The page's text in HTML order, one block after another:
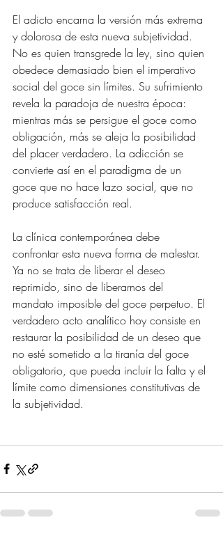
El adicto encarna la versión más extrema
y dolorosa de esta nueva subjetividad.
No es quien transgrede la ley, sino quien
obedece demasiado bien el imperativo
social del goce sin límites. Su sufrimiento
revela la paradoja de nuestra época:
mientras más se persigue el goce como
obligación, más se aleja la posibilidad
del placer verdadero. La adicción se
convierte así en el paradigma de un
goce que no hace lazo social, que no
produce satisfacción real.
La clínica contemporánea debe
confrontar esta nueva forma de malestar.
Ya no se trata de liberar el deseo
reprimido, sino de liberarnos del
mandato imposible del goce perpetuo. El
verdadero acto analítico hoy consiste en
restaurar la posibilidad de un deseo que
no esté sometido a la tiranía del goce
obligatorio, que pueda incluir la falta y el
límite como dimensiones constitutivas de
la subjetividad.